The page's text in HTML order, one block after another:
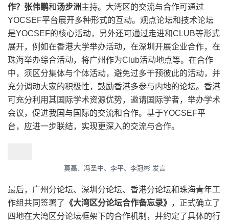
作？张伟鹏和汤步洲主持。大湾区的交流与合作可通过
YOCSEF平台展开多种形式的互动。观点论坛和技术论坛
是YOCSEF的核心活动，另外还可通过走进和CLUB等形式
展开，例如在香港大学举办活动，在深圳开展企业合作，在
珠海举办综合活动，将广州作为Club活动地点等。在合作
中，须区分集体与个体活动，避免过多干预彼此的活动，并
充分调动大家的积极性，鼓励香港多参与内地的论坛。香港
可充分利用其国际学术资源优势，邀请国际学者，举办学术
会议，促进我国与国际的交流和合作。基于YOCSEF平
台，应进一步联结，实现更深入的交流与合作。
莫磊、冯圣中、李平、李冠彬 发言
最后，广州分论坛、深圳分论坛、香港分论坛和珠海青年工
作组共同签署了 《大湾区分论坛合作备忘录》 ，正式确立了
四地在大湾区分论坛框架下的合作机制，并约定了具体的行